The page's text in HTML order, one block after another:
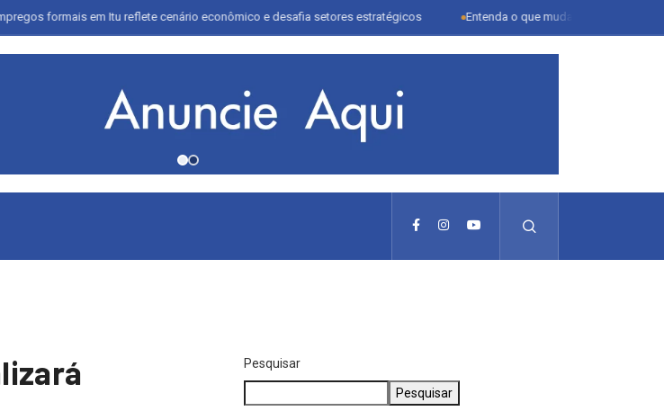
em Itu reflete cenário econômico e desafia setores estratégicos Entenda o que muda com a nova Lei do Frete
Pesquisar
Pesquisar